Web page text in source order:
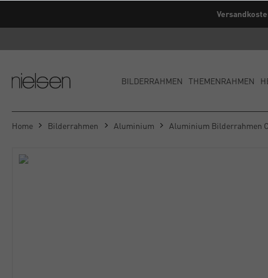
BILDERRAHMEN THEMENRAHMEN
Home Bilderrahmen Aluminium Aluminium Bilderrahmen